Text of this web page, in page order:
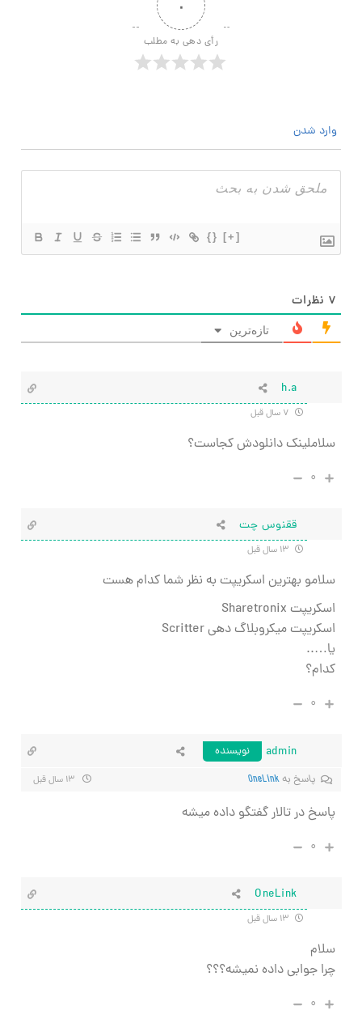
۰
رأی دهی به مطلب
وارد شدن
{} [+]
۷ نظرات
تازه‌ترین
h.a
سلاملینک دانلودش کجاست؟
۰
ققنوس چت
سلامو بهترین اسکریپت به نظر شما کدام هست
اسکریپت Sharetronix
اسکریپت میکروبلاگ دهی Scritter
یا…..
کدام؟
۰
admin
نویسنده
پاسخ بهOneLink
پاسخ در تالار گفتگو داده میشه
۰
OneLink
سلام
چرا جوابی داده نمیشه؟؟؟
۰